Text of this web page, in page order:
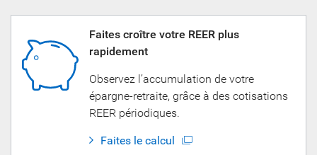
Faites croître votre REER plus
rapidement
Observez l’accumulation de votre
épargne-retraite, grâce à des cotisations
REER périodiques.
Faites le calcul